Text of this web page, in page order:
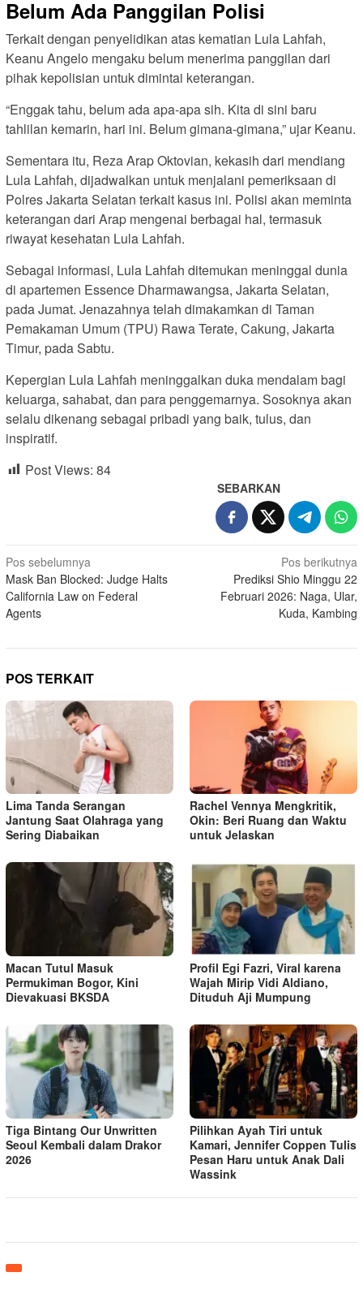
Belum Ada Panggilan Polisi
Terkait dengan penyelidikan atas kematian Lula Lahfah,
Keanu Angelo mengaku belum menerima panggilan dari
pihak kepolisian untuk dimintai keterangan.
“Enggak tahu, belum ada apa-apa sih. Kita di sini baru
tahlilan kemarin, hari ini. Belum gimana-gimana,” ujar Keanu.
Sementara itu, Reza Arap Oktovian, kekasih dari mendiang
Lula Lahfah, dijadwalkan untuk menjalani pemeriksaan di
Polres Jakarta Selatan terkait kasus ini. Polisi akan meminta
keterangan dari Arap mengenai berbagai hal, termasuk
riwayat kesehatan Lula Lahfah.
Sebagai informasi, Lula Lahfah ditemukan meninggal dunia
di apartemen Essence Dharmawangsa, Jakarta Selatan,
pada Jumat. Jenazahnya telah dimakamkan di Taman
Pemakaman Umum (TPU) Rawa Terate, Cakung, Jakarta
Timur, pada Sabtu.
Kepergian Lula Lahfah meninggalkan duka mendalam bagi
keluarga, sahabat, dan para penggemarnya. Sosoknya akan
selalu dikenang sebagai pribadi yang baik, tulus, dan
inspiratif.
Post Views: 84
SEBARKAN
Navigasi
pos
Pos sebelumnya
Mask Ban Blocked: Judge Halts
California Law on Federal
Agents
Pos berikutnya
Prediksi Shio Minggu 22
Februari 2026: Naga, Ular,
Kuda, Kambing
POS TERKAIT
Lima Tanda Serangan
Jantung Saat Olahraga yang
Sering Diabaikan
Rachel Vennya Mengkritik,
Okin: Beri Ruang dan Waktu
untuk Jelaskan
Macan Tutul Masuk
Permukiman Bogor, Kini
Dievakuasi BKSDA
Profil Egi Fazri, Viral karena
Wajah Mirip Vidi Aldiano,
Dituduh Aji Mumpung
Tiga Bintang Our Unwritten
Seoul Kembali dalam Drakor
2026
Pilihkan Ayah Tiri untuk
Kamari, Jennifer Coppen Tulis
Pesan Haru untuk Anak Dali
Wassink